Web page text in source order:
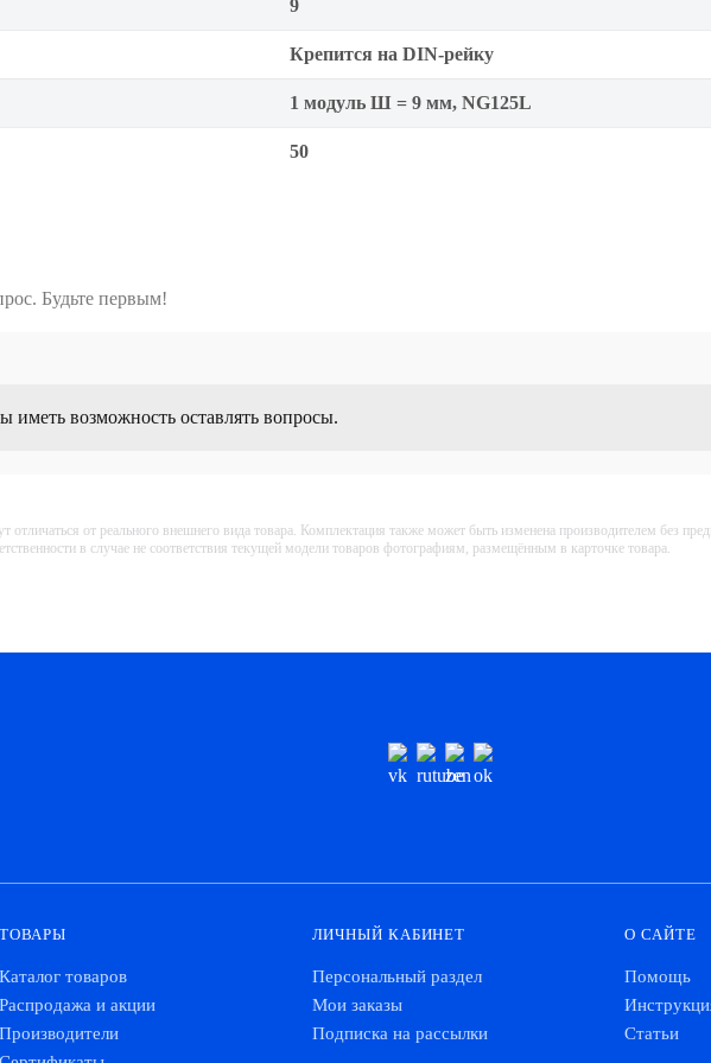
9
Крепится на DIN-рейку
1 модуль Ш = 9 мм, NG125L
50
Будьте первым!
иметь возможность оставлять вопросы.
отличаться от реального внешнего вида товара. Комплектация также может быть изменена производителем без
в случае не соответствия текущей модели товаров фотографиям, размещённым в карточке товара.
ТОВАРЫ
Каталог товаров
Распродажа и акции
Производители
ЛИЧНЫЙ КАБИНЕТ
Персональный раздел
Мои заказы
Подписка на рассылки
О САЙТЕ
Помощь
Статьи